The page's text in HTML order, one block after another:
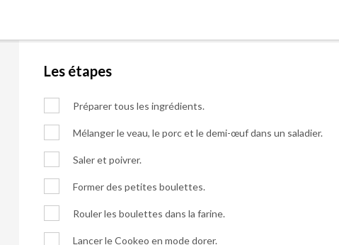
Les étapes
Préparer tous les ingrédients.
Mélanger le veau, le porc et le demi-œuf dans un saladier.
Saler et poivrer.
Former des petites boulettes.
Rouler les boulettes dans la farine.
Lancer le Cookeo en mode dorer.